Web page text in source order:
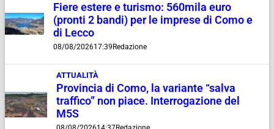
Fiere estere e turismo: 560mila euro
(pronti 2 bandi) per le imprese di Como e
di Lecco
08/08/202617:39 Redazione
ATTUALITÀ
Provincia di Como, la variante “salva
traffico” non piace. Interrogazione del
M5S